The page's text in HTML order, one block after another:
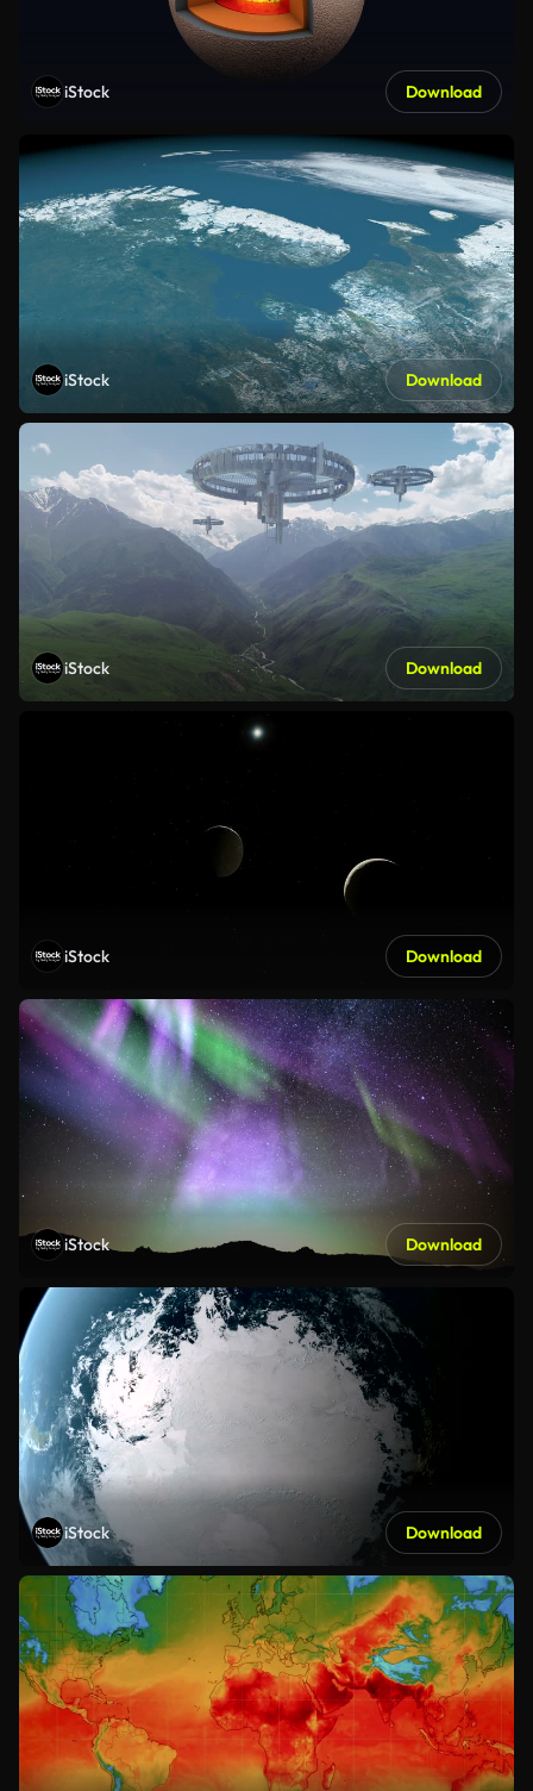
iStock Download
iStock Download
iStock Download
iStock Download
iStock Download
iStock Download